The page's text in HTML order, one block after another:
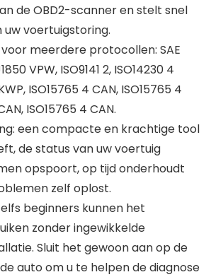
de OBD2-scanner en stelt snel
uw voertuigstoring.
meerdere protocollen: SAE
VPW, ISO9141 2, ISO14230 4
ISO15765 4 CAN, ISO15765 4
ISO15765 4 CAN.
een compacte en krachtige tool
de status van uw voertuig
opspoort, op tijd onderhoudt
zelf oplost.
beginners kunnen het
zonder ingewikkelde
Sluit het gewoon aan op de
auto om u te helpen de diagnose